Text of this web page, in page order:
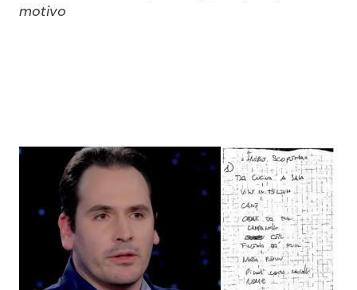
News Spettacolo
Benessere Cucina e Ricette
Consigli di Cucina
motivo